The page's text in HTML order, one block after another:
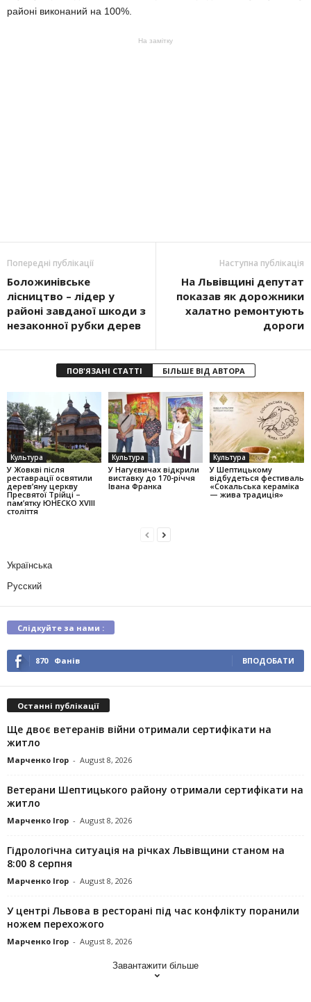
районі виконаний на 100%.
На замітку
Попередні публікації
Боложинівське
лісництво – лідер у
районі завданої шкоди з
незаконної рубки дерев
Наступна публікація
На Львівщині депутат
показав як дорожники
халатно ремонтують
дороги
ПОВ'ЯЗАНІ СТАТТІ БІЛЬШЕ ВІД АВТОРА
Культура
У Жовкві після
реставрації освятили
дерев’яну церкву
Пресвятої Трійці –
пам’ятку ЮНЕСКО XVIII
століття
Культура
У Нагуєвичах відкрили
виставку до 170-річчя
Івана Франка
Культура
У Шептицькому
відбудеться фестиваль
«Сокальська кераміка
— жива традиція»
Українська
Русский
Слідкуйте за нами :
870 Фанів ВПОДОБАТИ
Останні публікації
Ще двоє ветеранів війни отримали сертифікати на
житло
Марченко Ігор - August 8, 2026
Ветерани Шептицького району отримали сертифікати на
житло
Марченко Ігор - August 8, 2026
Гідрологічна ситуація на річках Львівщини станом на
8:00 8 серпня
Марченко Ігор - August 8, 2026
У центрі Львова в ресторані під час конфлікту поранили
ножем перехожого
Марченко Ігор - August 8, 2026
Завантажити більше